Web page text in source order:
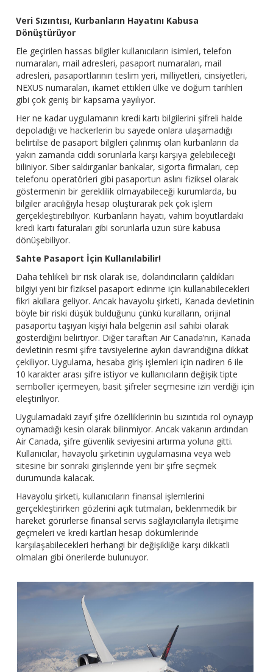
Veri Sızıntısı, Kurbanların Hayatını Kabusa
Dönüştürüyor
Ele geçirilen hassas bilgiler kullanıcıların isimleri, telefon
numaraları, mail adresleri, pasaport numaraları, mail
adresleri, pasaportlarının teslim yeri, milliyetleri, cinsiyetleri,
NEXUS numaraları, ikamet ettikleri ülke ve doğum tarihleri
gibi çok geniş bir kapsama yayılıyor.
Her ne kadar uygulamanın kredi kartı bilgilerini şifreli halde
depoladığı ve hackerlerin bu sayede onlara ulaşamadığı
belirtilse de pasaport bilgileri çalınmış olan kurbanların da
yakın zamanda ciddi sorunlarla karşı karşıya gelebileceği
biliniyor. Siber saldırganlar bankalar, sigorta firmaları, cep
telefonu operatörleri gibi pasaportun aslını fiziksel olarak
göstermenin bir gereklilik olmayabileceği kurumlarda, bu
bilgiler aracılığıyla hesap oluşturarak pek çok işlem
gerçekleştirebiliyor. Kurbanların hayatı, vahim boyutlardaki
kredi kartı faturaları gibi sorunlarla uzun süre kabusa
dönüşebiliyor.
Sahte Pasaport İçin Kullanılabilir!
Daha tehlikeli bir risk olarak ise, dolandırıcıların çaldıkları
bilgiyi yeni bir fiziksel pasaport edinme için kullanabilecekleri
fikri akıllara geliyor. Ancak havayolu şirketi, Kanada devletinin
böyle bir riski düşük bulduğunu çünkü kuralların, orijinal
pasaportu taşıyan kişiyi hala belgenin asıl sahibi olarak
gösterdiğini belirtiyor. Diğer taraftan Air Canada’nın, Kanada
devletinin resmi şifre tavsiyelerine aykırı davrandığına dikkat
çekiliyor. Uygulama, hesaba giriş işlemleri için nadiren 6 ile
10 karakter arası şifre istiyor ve kullanıcıların değişik tipte
semboller içermeyen, basit şifreler seçmesine izin verdiği için
eleştiriliyor.
Uygulamadaki zayıf şifre özelliklerinin bu sızıntıda rol oynayıp
oynamadığı kesin olarak bilinmiyor. Ancak vakanın ardından
Air Canada, şifre güvenlik seviyesini artırma yoluna gitti.
Kullanıcılar, havayolu şirketinin uygulamasına veya web
sitesine bir sonraki girişlerinde yeni bir şifre seçmek
durumunda kalacak.
Havayolu şirketi, kullanıcıların finansal işlemlerini
gerçekleştirirken gözlerini açık tutmaları, beklenmedik bir
hareket görürlerse finansal servis sağlayıcılarıyla iletişime
geçmeleri ve kredi kartları hesap dökümlerinde
karşılaşabilecekleri herhangi bir değişikliğe karşı dikkatli
olmaları gibi önerilerde bulunuyor.